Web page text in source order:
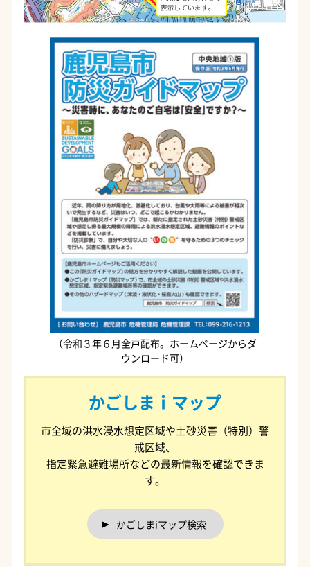
（令和３年６月全戸配布。ホームページからダ
ウンロード可）
かごしまｉマップ
市全域の洪水浸水想定区域や土砂災害（特別）警
戒区域、
指定緊急避難場所などの最新情報を確認できま
す。
かごしまiマップ検索